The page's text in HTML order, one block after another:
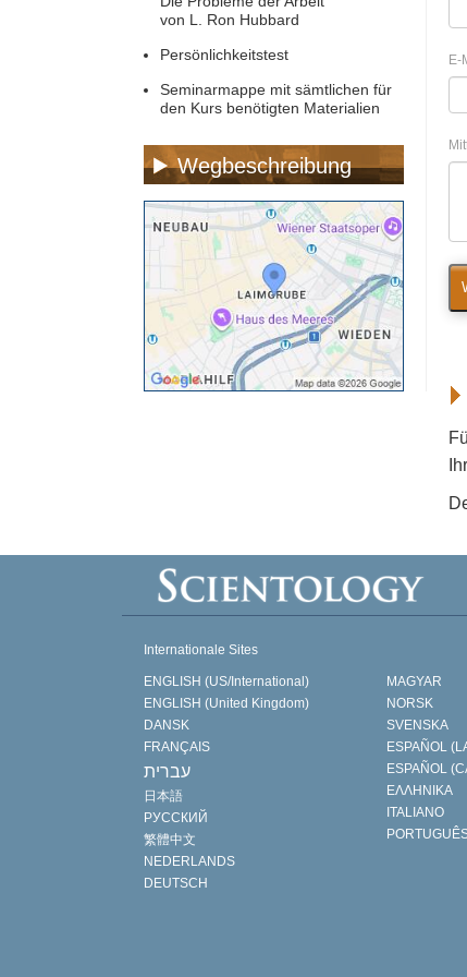
E-
von L. Ron Hubbard
Persönlichkeitstest
Seminarmappe mit sämtlichen für
den Kurs benötigten Materialien
Wegbeschreibung
Internationale Sites
ENGLISH (US/International)
ENGLISH (United Kingdom)
DANSK
FRANÇAIS
עברית
日本語
РУССКИЙ
繁體中文
NEDERLANDS
DEUTSCH
MAGYAR
NORSK
SVENSKA
ESPAÑOL
ESPAÑOL
ΕΛΛΗΝΙΚA
ITALIANO